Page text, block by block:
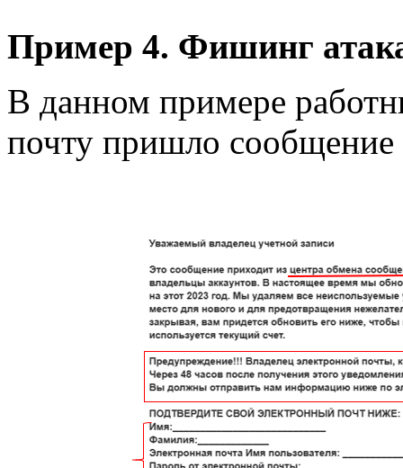
Пример 4. Фишинг
В данном примере
почту пришло сообщение